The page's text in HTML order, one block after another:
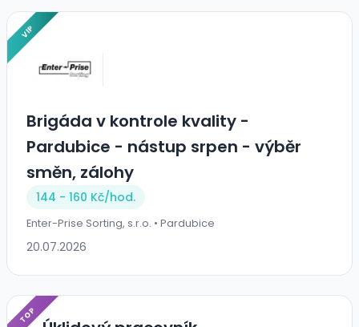
VIP
Brigáda v kontrole kvality -
Pardubice - nástup srpen - výběr
směn, zálohy
144 - 160 Kč/hod.
Enter-Prise Sorting, s.r.o. • Pardubice
20.07.2026
TOP